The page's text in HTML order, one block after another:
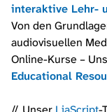
interaktive Lehr-
Von den
audiovisuellen
Online-Kurse –
Educational